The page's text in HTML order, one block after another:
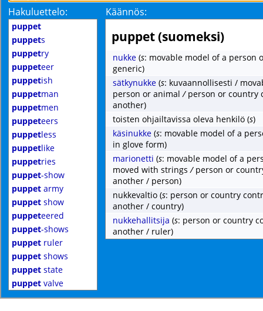
Hakuluettelo: Käännös:
puppet
puppets
puppetry
puppeteer
puppetish
puppetman
puppetmen
puppeteers
puppetless
puppetlike
puppetries
puppet-show
puppet army
puppet show
puppeteered
puppet-shows
puppet ruler
puppet shows
puppet state
puppet valve
puppet (suomeksi)
nukke (s: movable model of a person
generic)
sätkynukke (s: kuvaannollisesti /
person or animal/ person or country
another)
toisten ohjailtavissa oleva henkilö (s)
käsinukke (s: movable model of a
in glove form)
marionetti (s: movable model of a
moved with strings/ person or
another / person)
nukkevaltio (s: person or country
another / country)
nukkehallitsija (s: person or country
another / ruler)